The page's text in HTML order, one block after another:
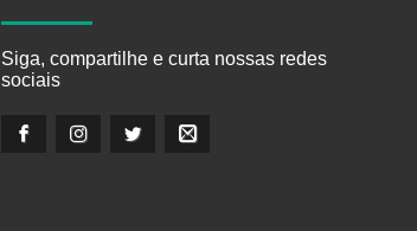
Siga, compartilhe e curta nossas redes
sociais